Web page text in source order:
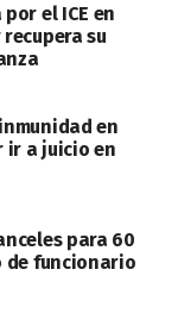
el ICE en
su
en
ir a juicio en
para 60
de funcionario